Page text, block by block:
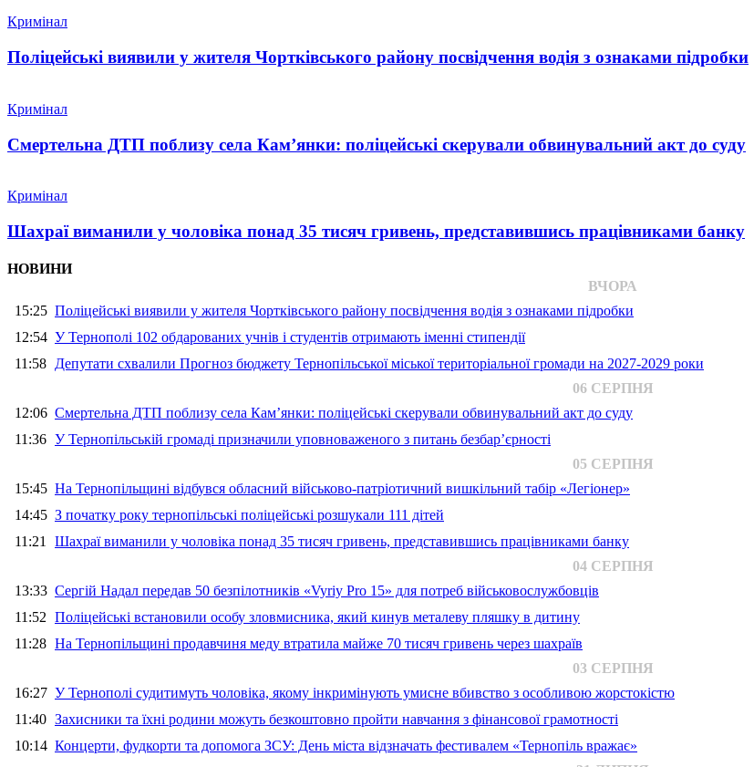
Кримінал
Поліцейські виявили у жителя Чортківського району посвідчення водія з ознаками підробки
Кримінал
Смертельна ДТП поблизу села Кам’янки: поліцейські скерували обвинувальний акт до суду
Кримінал
Шахраї виманили у чоловіка понад 35 тисяч гривень, представившись працівниками банку
НОВИНИ
ВЧОРА
15:25 Поліцейські виявили у жителя Чортківського району посвідчення водія з ознаками підробки
12:54 У Тернополі 102 обдарованих учнів і студентів отримають іменні стипендії
11:58 Депутати схвалили Прогноз бюджету Тернопільської міської територіальної громади на 2027-2029 роки
06 СЕРПНЯ
12:06 Смертельна ДТП поблизу села Кам’янки: поліцейські скерували обвинувальний акт до суду
11:36 У Тернопільській громаді призначили уповноваженого з питань безбар’єрності
05 СЕРПНЯ
15:45 На Тернопільщині відбувся обласний військово-патріотичний вишкільний табір «Легіонер»
14:45 З початку року тернопільські поліцейські розшукали 111 дітей
11:21 Шахраї виманили у чоловіка понад 35 тисяч гривень, представившись працівниками банку
04 СЕРПНЯ
13:33 Сергій Надал передав 50 безпілотників «Vyriy Pro 15» для потреб військовослужбовців
11:52 Поліцейські встановили особу зловмисника, який кинув металеву пляшку в дитину
11:28 На Тернопільщині продавчиня меду втратила майже 70 тисяч гривень через шахраїв
03 СЕРПНЯ
16:27 У Тернополі судитимуть чоловіка, якому інкримінують умисне вбивство з особливою жорстокістю
11:40 Захисники та їхні родини можуть безкоштовно пройти навчання з фінансової грамотності
10:14 Концерти, фудкорти та допомога ЗСУ: День міста відзначать фестивалем «Тернопіль вражає»